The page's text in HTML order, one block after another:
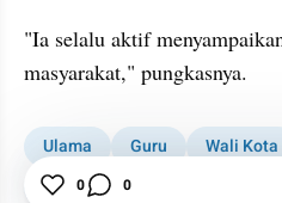
"Ia selalu aktif
masyarakat," pungkasnya.
Ulama Guru Wali Kota
Sumsel
0 0